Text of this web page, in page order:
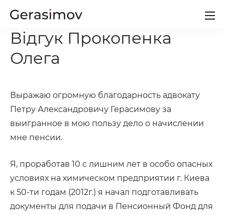
Потрібна допомога?
Іноді життя ставить нас в несподівані неприємні
Звертайтесь до мене
+38 (097) 118-63-11 Пн-пт 9:00-19:00
Звернутися
Відгук Прокопенка
Олега
Выражаю огромную благодарность адвокату
Петру Александровичу Герасимову за
выигранное в мою пользу дело о начислении
мне пенсии.
Я, проработав 10 с лишним лет в особо опасных
условиях на химическом предприятии г. Киева
к 50-ти годам (2012г.) я начал подготавливать
документы для подачи в Пенсионный Фонд для